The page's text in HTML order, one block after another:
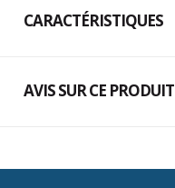
CARACTÉRISTIQUES
AVIS SUR CE PRODUIT